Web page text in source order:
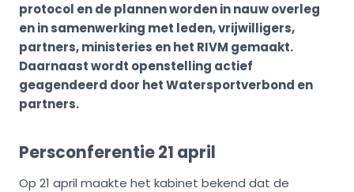
protocol en de plannen worden in nauw overleg
en in samenwerking met leden, vrijwilligers,
partners, ministeries en het RIVM gemaakt.
Daarnaast wordt openstelling actief
geagendeerd door het Watersportverbond en
partners.
Persconferentie 21 april
Op 21 april maakte het kabinet bekend dat de